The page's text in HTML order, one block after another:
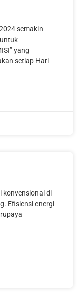
semakin
yang
setiap Hari
konvensional di
Efisiensi energi